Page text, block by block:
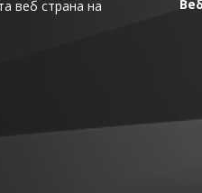
веб страна на